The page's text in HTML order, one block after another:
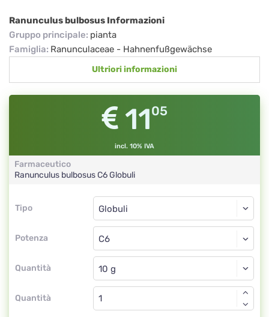
Ranunculus bulbosus Informazioni
Gruppo principale: pianta
Famiglia: Ranunculaceae - Hahnenfußgewächse
Ultriori informazioni
1105
incl. 10% IVA
Farmaceutico
Ranunculus bulbosusC6Globuli
Tipo
Tipo
Potenza
Globuli
C6
Quantità
Globuli
Quantità